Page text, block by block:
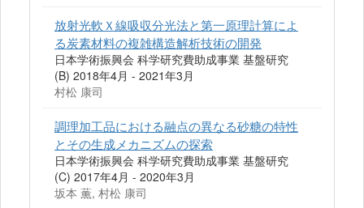
放射光軟Ｘ線吸収分光法と第一原理計算によ
る炭素材料の複雑構造解析技術の開発
日本学術振興会 科学研究費助成事業 基盤研究
(B) 2018年4月 - 2021年3月
村松 康司
調理加工品における融点の異なる砂糖の特性
とその生成メカニズムの探索
日本学術振興会 科学研究費助成事業 基盤研究
(C) 2017年4月 - 2020年3月
坂本 薫, 村松 康司